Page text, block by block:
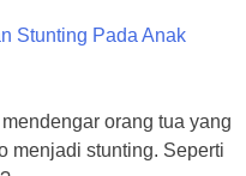
Stunting Pada Anak
orang tua yang
menjadi stunting. Seperti